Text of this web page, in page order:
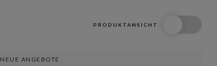
PRODUKTANSICHT
NEUE ANGEBOTE